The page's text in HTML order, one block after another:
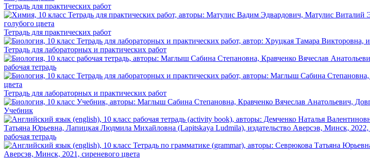
Тетрадь для практических работ
Тетрадь для практических работ
Тетрадь для лабораторных и практических работ
рабочая тетрадь
Тетрадь для лабораторных и практических работ
Учебник
рабочая тетрадь